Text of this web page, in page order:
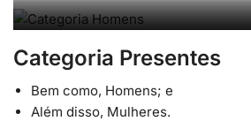
Categoria Presentes
Bem como, Homens; e
Além disso, Mulheres.